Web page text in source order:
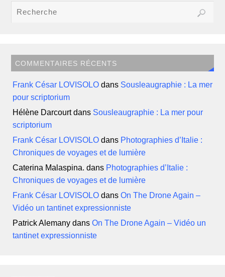
COMMENTAIRES RÉCENTS
Frank César LOVISOLO dans Sousleaugraphie : La mer
pour scriptorium
Hélène Darcourtdans Sousleaugraphie : La mer pour
scriptorium
Frank César LOVISOLO dans Photographies d’Italie :
Chroniques de voyages et de lumière
Caterina Malaspina. dans Photographies d’Italie :
Chroniques de voyages et de lumière
Frank César LOVISOLO dansOn The Drone Again –
Vidéo un tantinet expressionniste
Patrick Alemany dansOn The Drone Again – Vidéo un
tantinet expressionniste